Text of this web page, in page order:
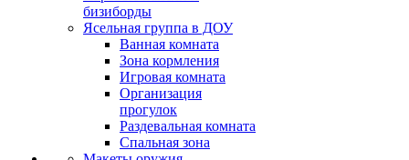
бизиборды
Ясельная группа в ДОУ
Ванная комната
Зона кормления
Игровая комната
Организация
прогулок
Раздевальная комната
Спальная зона